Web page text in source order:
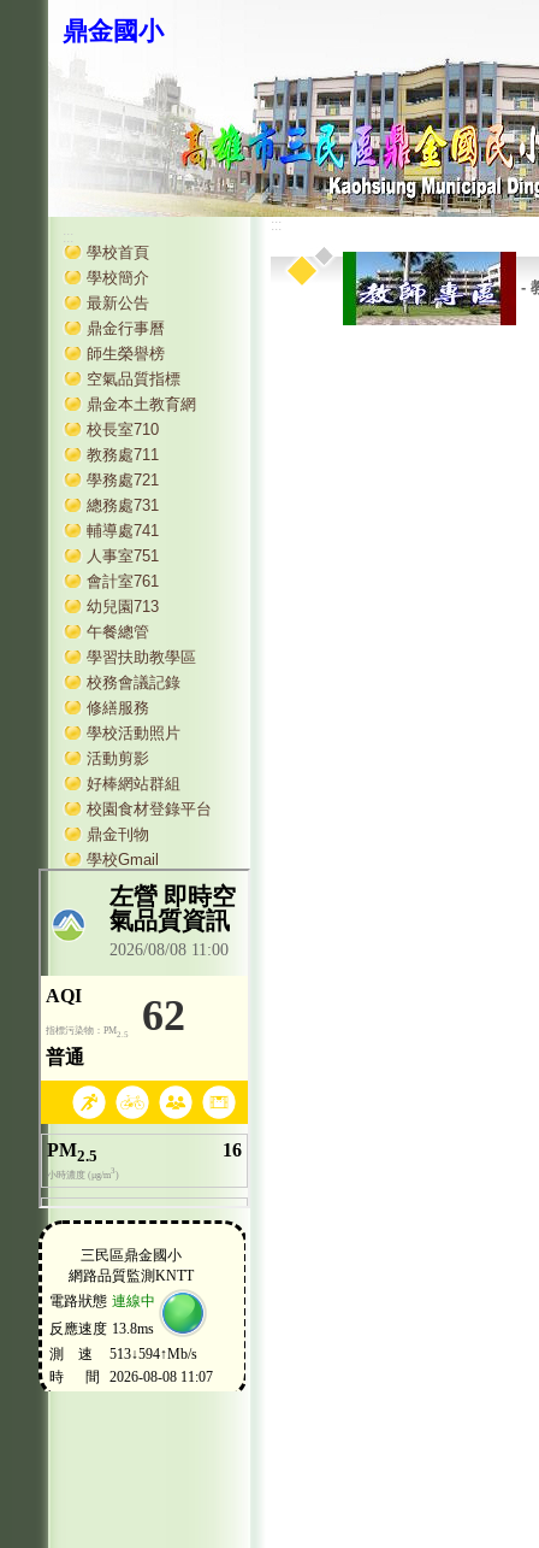
鼎金國小
:::
學校首頁
學校簡介
最新公告
鼎金行事曆
師生榮譽榜
空氣品質指標
鼎金本土教育網
校長室710
教務處711
學務處721
總務處731
輔導處741
人事室751
會計室761
幼兒園713
午餐總管
學習扶助教學區
校務會議記錄
修繕服務
學校活動照片
活動剪影
好棒網站群組
校園食材登錄平台
鼎金刊物
學校Gmail
:::
-